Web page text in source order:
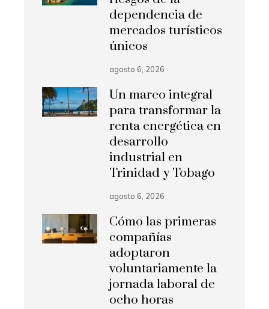
dependencia de
mercados turísticos
únicos
agosto 6, 2026
Un marco integral
para transformar la
renta energética en
desarrollo
industrial en
Trinidad y Tobago
agosto 6, 2026
Cómo las primeras
compañías
adoptaron
voluntariamente la
jornada laboral de
ocho horas